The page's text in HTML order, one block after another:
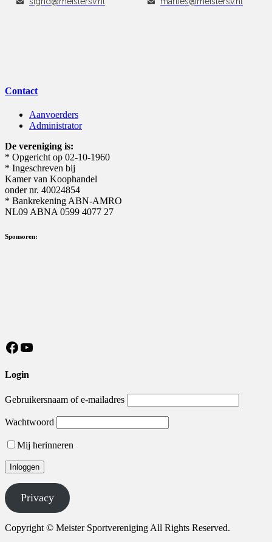
Contact
Aanvoerders
Administrator
De vereniging is:
* Opgericht op 02-10-1960
* Ingeschreven bij
Kamer van Koophandel
onder nr. 40024854
* Bankrekening ABN-AMRO
NL09 ABNA 0599 4077 27
Sponsoren:
https://nl-nl.facebook.com/MeisterSV/
YouTube
Login
Gebruikersnaam of e-mailadres
Wachtwoord
Mij herinneren
Privacy
Copyright © Meister Sportvereniging All Rights Reserved.